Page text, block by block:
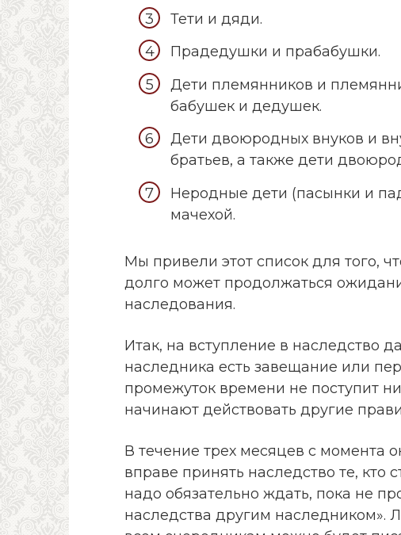
Тети и дяди.
Прадедушки и прабабушки.
Дети племянников и
бабушек и дедушек.
Дети двоюродных внуков и
братьев, а также дети
Неродные дети (пасынки и
мачехой.
Мы привели этот список для того,
долго может продолжаться
наследования.
Итак, на вступление в наследство
наследника есть завещание или
промежуток времени не поступит
начинают действовать другие
В течение трех месяцев с момента
вправе принять наследство те, кто
надо обязательно ждать, пока не
наследства другим наследником».